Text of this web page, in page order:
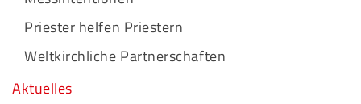
Priester helfen Priestern
Weltkirchliche Partnerschaften
Aktuelles